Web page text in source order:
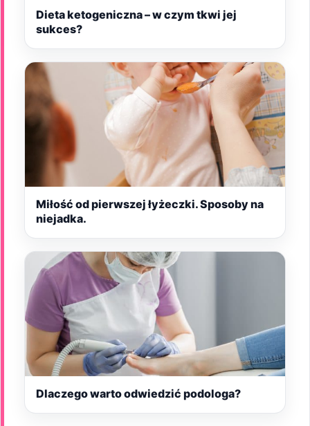
Dieta ketogeniczna – w czym tkwi jej
sukces?
Miłość od pierwszej łyżeczki. Sposoby na
niejadka.
Dlaczego warto odwiedzić podologa?